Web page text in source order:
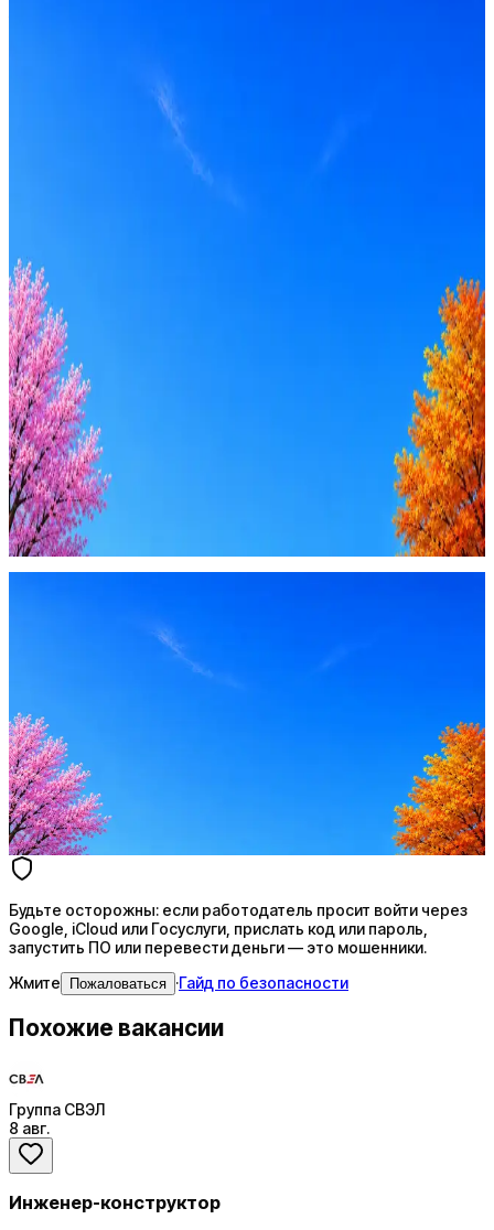
Оффер быстрее с Эйч
Будьте осторожны: если работодатель просит войти через
Google, iCloud или Госуслуги, прислать код или пароль,
запустить ПО или перевести деньги — это мошенники.
Жмите Пожаловаться
Стратегия поиска с AI: рынки, позиции, вилка, каналы
Будьте осторожны: если работодатель просит войти через
Google, iCloud или Госуслуги, прислать код или пароль,
запустить ПО или перевести деньги — это мошенники.
Жмите
Пожаловаться ·Гайд по безопасности
Похожие вакансии
Группа СВЭЛ
8 авг.
Инженер-конструктор